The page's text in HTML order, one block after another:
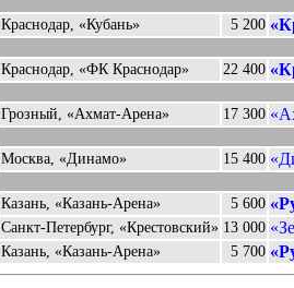
Краснодар, «Кубань» 5 200
Краснодар, «ФК Краснодар» 22 400
Грозный, «Ахмат-Арена» 17 300
Москва, «Динамо» 15 400
Казань, «Казань-Арена» 5 600
Санкт-Петербург, «Крестовский» 13 000
Казань, «Казань-Арена» 5 700